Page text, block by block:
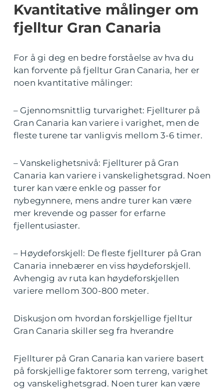
Kvantitative målinger om
fjelltur Gran Canaria
For å gi deg en bedre forståelse av hva du
kan forvente på fjelltur Gran Canaria, her er
noen kvantitative målinger:
– Gjennomsnittlig turvarighet: Fjellturer på
Gran Canaria kan variere i varighet, men de
fleste turene tar vanligvis mellom 3-6 timer.
– Vanskelighetsnivå: Fjellturer på Gran
Canaria kan variere i vanskelighetsgrad. Noen
turer kan være enkle og passer for
nybegynnere, mens andre turer kan være
mer krevende og passer for erfarne
fjellentusiaster.
– Høydeforskjell: De fleste fjellturer på Gran
Canaria innebærer en viss høydeforskjell.
Avhengig av ruta kan høydeforskjellen
variere mellom 300-800 meter.
Diskusjon om hvordan forskjellige fjelltur
Gran Canaria skiller seg fra hverandre
Fjellturer på Gran Canaria kan variere basert
på forskjellige faktorer som terreng, varighet
og vanskelighetsgrad. Noen turer kan være